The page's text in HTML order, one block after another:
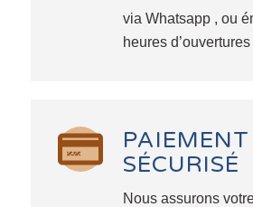
via Whatsapp , ou
heures
SÉCURISÉ
Nous assurons